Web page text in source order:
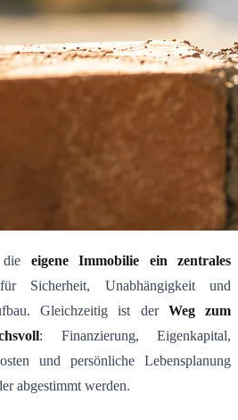
die eigene Immobilie ein zentrales
Sicherheit, Unabhängigkeit und
Gleichzeitig ist der Weg zum
: Finanzierung, Eigenkapital,
und persönliche Lebensplanung
abgestimmt werden.